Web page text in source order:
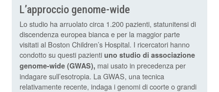
L’approccio genome-wide
Lo studio ha arruolato circa 1.200 pazienti, statunitensi di
discendenza europea bianca e per la maggior parte
visitati al Boston Children’s Hospital. I ricercatori hanno
condotto su questi pazienti uno studio di associazione
genome-wide (GWAS), mai usato in precedenza per
indagare sull’esotropia. La GWAS, una tecnica
relativamente recente, indaga i genomi di coorte o grandi